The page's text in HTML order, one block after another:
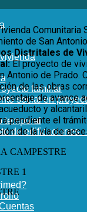
familiar
social en
temporal
de edificaciones
Comunitaria
de San
Distritales de
El proyecto de
Antonio de Prado.
de las obras
de avance
y
pendiente el
de la vía de